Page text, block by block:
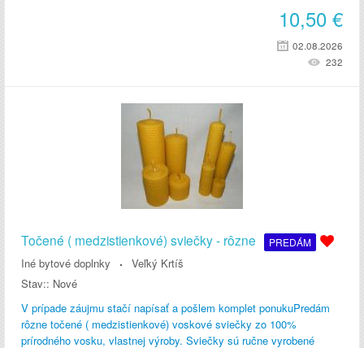
10,50 €
02.08.2026
232
Točené ( medzistienkové) sviečky - rôzne PREDÁM
Iné bytové doplnky
Veľký Krtíš
Stav:: Nové
V prípade záujmu stačí napísať a pošlem komplet ponukuPredám
rôzne točené ( medzistienkové) voskové sviečky zo 100%
prírodného vosku, vlastnej výroby. Sviečky sú ručne vyrobené